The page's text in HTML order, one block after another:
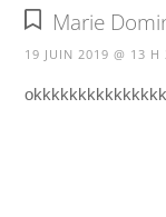
Marie
19 JUIN 2019 @ 13 H